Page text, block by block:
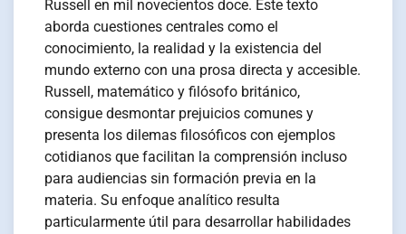
Russell en mil novecientos doce. Este texto
aborda cuestiones centrales como el
conocimiento, la realidad y la existencia del
mundo externo con una prosa directa y accesible.
Russell, matemático y filósofo británico,
consigue desmontar prejuicios comunes y
presenta los dilemas filosóficos con ejemplos
cotidianos que facilitan la comprensión incluso
para audiencias sin formación previa en la
materia. Su enfoque analítico resulta
particularmente útil para desarrollar habilidades